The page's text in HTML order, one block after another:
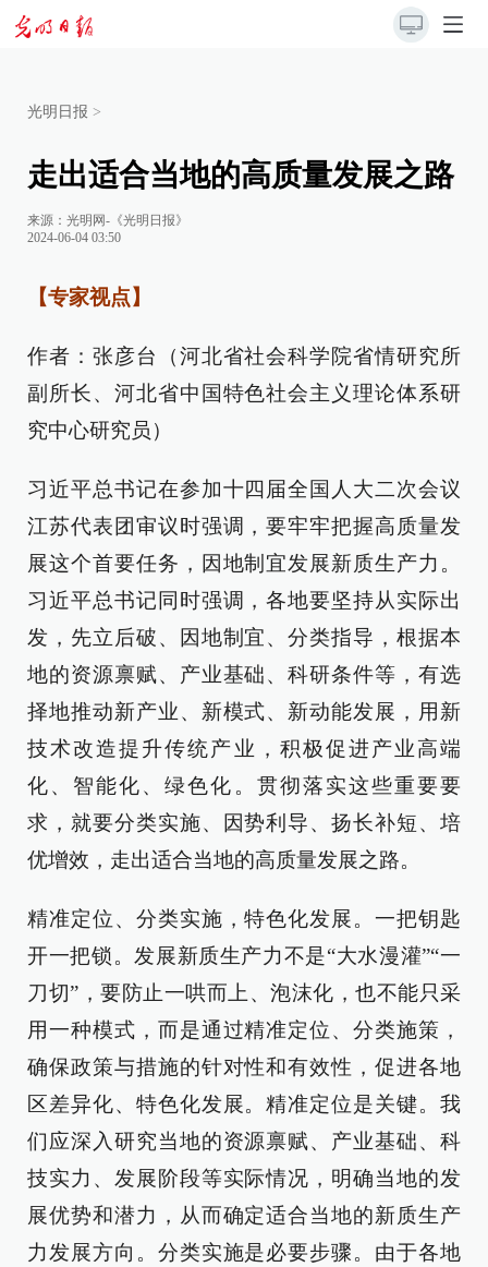
光明日报 >
走出适合当地的高质量发展之路
来源： 光明网-《光明日报》
2024-06-04 03:50
【专家视点】
作者：张彦台（河北省社会科学院省情研究所
副所长、河北省中国特色社会主义理论体系研
究中心研究员）
习近平总书记在参加十四届全国人大二次会议
江苏代表团审议时强调，要牢牢把握高质量发
展这个首要任务，因地制宜发展新质生产力。
习近平总书记同时强调，各地要坚持从实际出
发，先立后破、因地制宜、分类指导，根据本
地的资源禀赋、产业基础、科研条件等，有选
择地推动新产业、新模式、新动能发展，用新
技术改造提升传统产业，积极促进产业高端
化、智能化、绿色化。贯彻落实这些重要要
求，就要分类实施、因势利导、扬长补短、培
优增效，走出适合当地的高质量发展之路。
精准定位、分类实施，特色化发展。一把钥匙
开一把锁。发展新质生产力不是“大水漫灌”“一
刀切”，要防止一哄而上、泡沫化，也不能只采
用一种模式，而是通过精准定位、分类施策，
确保政策与措施的针对性和有效性，促进各地
区差异化、特色化发展。精准定位是关键。我
们应深入研究当地的资源禀赋、产业基础、科
技实力、发展阶段等实际情况，明确当地的发
展优势和潜力，从而确定适合当地的新质生产
力发展方向。分类实施是必要步骤。由于各地